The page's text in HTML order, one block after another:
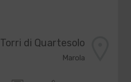
Torri di Quartesolo
Marola